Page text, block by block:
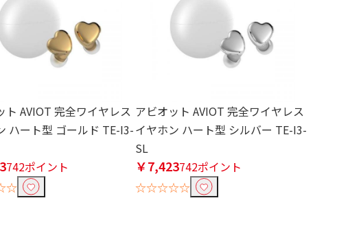
ト AVIOT 完全ワイヤレス
ハート型 ゴールド TE-I3-
742ポイント
アビオット AVIOT 完全ワイヤレス
イヤホン ハート型 シルバー TE-I3-
SL
￥7,423742ポイント
☆☆☆☆☆